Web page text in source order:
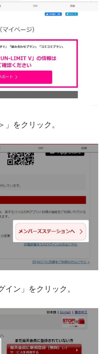
」をクリック。
イン」をクリック。